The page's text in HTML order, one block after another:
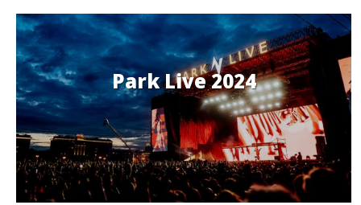
Park Live 2024